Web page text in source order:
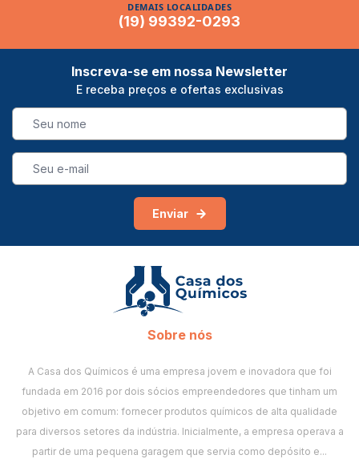
DEMAIS LOCALIDADES
(19) 99392-0293
Inscreva-se em nossa Newsletter
E receba preços e ofertas exclusivas
Enviar
Sobre nós
A Casa dos Químicos é uma empresa jovem e inovadora que foi
fundada em 2016 por dois sócios empreendedores que tinham um
objetivo em comum: fornecer produtos químicos de alta qualidade
para diversos setores da indústria. Inicialmente, a empresa operava a
partir de uma pequena garagem que servia como depósito e...